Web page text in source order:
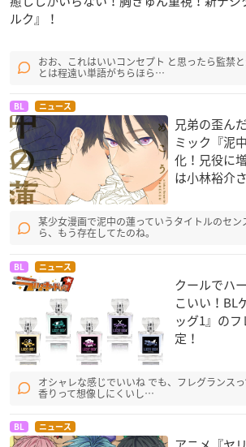
ルク』！
おお、これはいいコンセプト と思ったら監禁
とは程遠い単語がちらほら…
BL ニュース
兄弟の歪ん
ミック『泥
化！兄役に
は小林裕介
某少女漫画で泥中の蓮っていうタイトルのセン
ら、もう存在してたのね。
BL ニュース
クールでハ
こいい！BL
ッグ1』の
定！
オシャレな感じでいいね でも、フレグランス
香りって想像しにくいし…
BL ニュース